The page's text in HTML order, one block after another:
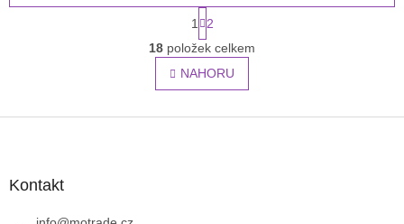
O
v
l
á
t
r
á
n
k
v
1
2
18 položek celkem
NAHORU
Kontakt